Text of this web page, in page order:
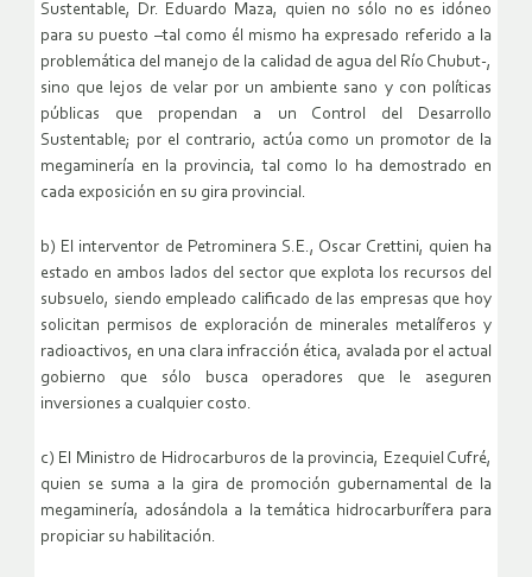
Sustentable, Dr. Eduardo Maza, quien no sólo no es idóneo
para su puesto –tal como él mismo ha expresado referido a la
problemática del manejo de la calidad de agua del Río Chubut-,
sino que lejos de velar por un ambiente sano y con políticas
públicas que propendan a un Control del Desarrollo
Sustentable; por el contrario, actúa como un promotor de la
megaminería en la provincia, tal como lo ha demostrado en
cada exposición en su gira provincial.
b) El interventor de Petrominera S.E., Oscar Crettini, quien ha
estado en ambos lados del sector que explota los recursos del
subsuelo, siendo empleado calificado de las empresas que hoy
solicitan permisos de exploración de minerales metalíferos y
radioactivos, en una clara infracción ética, avalada por el actual
gobierno que sólo busca operadores que le aseguren
inversiones a cualquier costo.
c) El Ministro de Hidrocarburos de la provincia, Ezequiel Cufré,
quien se suma a la gira de promoción gubernamental de la
megaminería, adosándola a la temática hidrocarburífera para
propiciar su habilitación.